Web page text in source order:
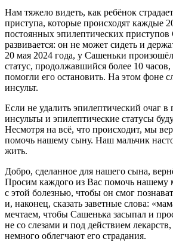
Нам тяжело видеть, как ребёнок
приступа, которые происходят каждые
постоянных эпилептических
развивается: он не может сидеть и
20 мая 2024 года, у Сашеньки
статус, продолжавшийся более 10
помогли его остановить. На этом фоне
инсульт.
Если не удалить эпилептический очаг в
инсульты и эпилептические статусы
Несмотря на всё, что происходит, мы
помочь нашему сыну. Наш мальчик
жить.
Добро, сделанное для нашего сына,
Просим каждого из Вас помочь нашему
с этой болезнью, чтобы он смог
и, наконец, сказать заветные слова:
мечтаем, чтобы Сашенька засыпал и
не со слезами и под действием
немного облегчают его страдания.